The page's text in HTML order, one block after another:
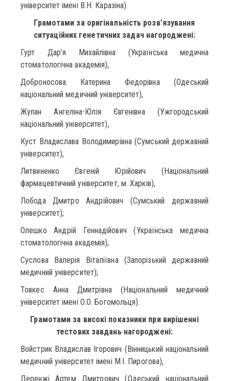
університет імені В.Н. Каразіна).
Грамотами за оригінальність розв’язування
ситуаційних генетичних задач нагороджені:
Гурт Дар’я Михайлівна (Українська медична
стоматологічна академія),
Доброносова Катерина Федорівна (Одеський
національний медичний університет),
Жупан Ангеліна-Юлія Євгенівна (Ужгородський
національний університет),
Куст Владислава Володимирівна (Сумський державний
університет),
Литвиненко Євгеній Юрійович (Національний
фармацевтичний університет, м. Харків),
Лобода Дмитро Андрійович (Сумський державний
університет);
Олешко Андрій Геннадійович (Українська медична
стоматологічна академія);
Суслова Валерія Віталіївна (Запорізький державний
медичний університет);
Товкес Анна Дмитрівна (Національний медичний
університет імені О.О. Богомольця).
Грамотами за високі показники при вирішенні
тестових завдань нагороджені:
Войстрик Владислав Ігорович (Вінницький національний
медичний університет імені М.І. Пирогова),
Деренжі Артем Дмитрович (Одеський національний